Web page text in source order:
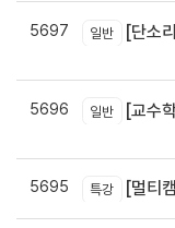
5697 일반 [단소리CS센터]
5696 일반 [교수학습
5695 특강 [멀티